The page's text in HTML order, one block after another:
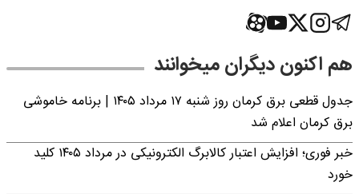
هم اکنون دیگران میخوانند
جدول قطعی برق کرمان روز شنبه ۱۷ مرداد ۱۴۰۵ | برنامه خاموشی
برق کرمان اعلام شد
خبر فوری؛ افزایش اعتبار کالابرگ الکترونیکی در مرداد ۱۴۰۵ کلید
خورد